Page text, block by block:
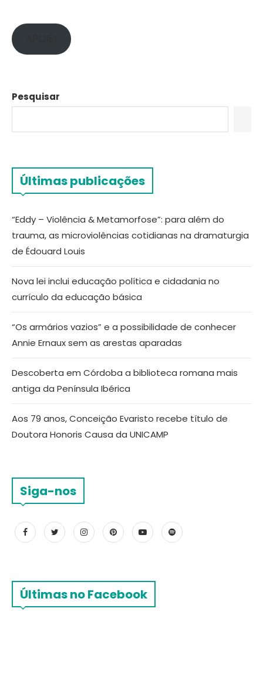
Pesquisar
Últimas publicações
“Eddy – Violência & Metamorfose”: para além do
trauma, as microviolências cotidianas na dramaturgia
de Édouard Louis
Nova lei inclui educação política e cidadania no
currículo da educação básica
“Os armários vazios” e a possibilidade de conhecer
Annie Ernaux sem as arestas aparadas
Descoberta em Córdoba a biblioteca romana mais
antiga da Península Ibérica
Aos 79 anos, Conceição Evaristo recebe título de
Doutora Honoris Causa da UNICAMP
Siga-nos
Últimas no Facebook